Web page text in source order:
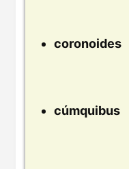
coronoides
cúmquibus